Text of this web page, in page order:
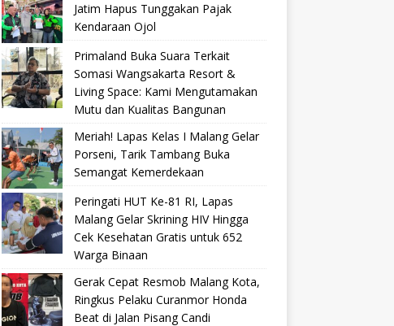
Jatim Hapus Tunggakan Pajak
Kendaraan Ojol
Primaland Buka Suara Terkait
Somasi Wangsakarta Resort &
Living Space: Kami Mengutamakan
Mutu dan Kualitas Bangunan
Meriah! Lapas Kelas I Malang Gelar
Porseni, Tarik Tambang Buka
Semangat Kemerdekaan
Peringati HUT Ke-81 RI, Lapas
Malang Gelar Skrining HIV Hingga
Cek Kesehatan Gratis untuk 652
Warga Binaan
Gerak Cepat Resmob Malang Kota,
Ringkus Pelaku Curanmor Honda
Beat di Jalan Pisang Candi